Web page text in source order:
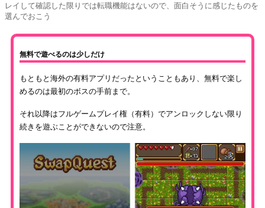
レイして確認した限りでは転職機能はないので、面白そうに感じたものを
選んでおこう
無料で遊べるのは少しだけ
もともと海外の有料アプリだったということもあり、無料で楽し
めるのは最初のボスの手前まで。
それ以降はフルゲームプレイ権（有料）でアンロックしない限り
続きを遊ぶことができないので注意。